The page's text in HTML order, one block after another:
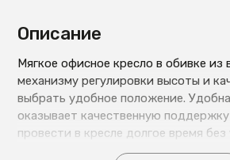
Описание
Мягкое офисное кресло в обивке из
механизму регулировки высоты и
выбрать удобное положение.
оказывает качественную
провести в кресле долгое время
изготовлен из металла в черном